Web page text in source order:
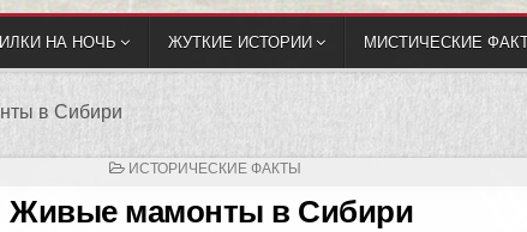
НА НОЧЬ ЖУТКИЕ ИСТОРИИ МИСТИЧЕСКИЕ
в Сибири
ОПУБЛИКОВАНО
ИСТОРИЧЕСКИЕ ФАКТЫ
Живые мамонты в Сибири